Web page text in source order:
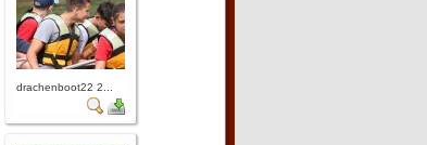
drachenboot22 2...